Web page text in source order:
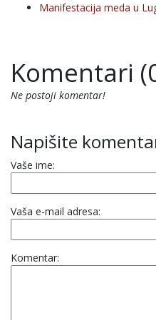
Manifestacija meda u
Komentari
Ne postoji komentar!
Napišite
Vaše ime:
Vaša e-mail adresa:
Komentar: